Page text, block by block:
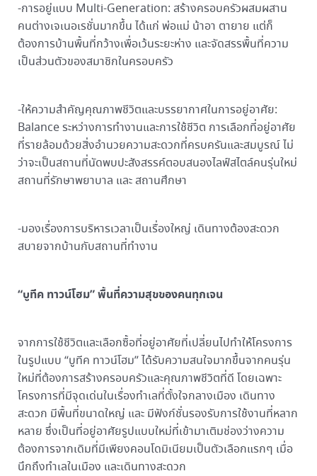
-การอยู่แบบ Multi-Generation: สร้างครอบครัวผสมผสาน
คนต่างเจเนอเรชั่นมากขึ้น ได้แก่ พ่อแม่ น้าอา ตายาย แต่ก็
ต้องการบ้านพื้นที่กว้างเพื่อเว้นระยะห่าง และจัดสรรพื้นที่ความ
เป็นส่วนตัวของสมาชิกในครอบครัว
-ให้ความสำคัญคุณภาพชีวิตและบรรยากาศในการอยู่อาศัย:
Balance ระหว่างการทำงานและการใช้ชีวิต การเลือกที่อยู่อาศัย
ที่รายล้อมด้วยสิ่งอำนวยความสะดวกที่ครบครันและสมบูรณ์ ไม่
ว่าจะเป็นสถานที่นัดพบปะสังสรรค์ตอบสนองไลฟ์สไตล์คนรุ่นใหม่
สถานที่รักษาพยาบาล และ สถานศึกษา
-มองเรื่องการบริหารเวลาเป็นเรื่องใหญ่ เดินทางต้องสะดวก
สบายจากบ้านกับสถานที่ทำงาน
“บูทีค ทาวน์โฮม” พื้นที่ความสุขของคนทุกเจน
จากการใช้ชีวิตและเลือกซื้อที่อยู่อาศัยที่เปลี่ยนไปทำให้โครงการ
ในรูปแบบ “บูทีค ทาวน์โฮม” ได้รับความสนใจมากขึ้นจากคนรุ่น
ใหม่ที่ต้องการสร้างครอบครัวและคุณภาพชีวิตที่ดี โดยเฉพาะ
โครงการที่มีจุดเด่นในเรื่องทำเลที่ตั้งใจกลางเมือง เดินทาง
สะดวก มีพื้นที่ขนาดใหญ่ และ มีฟังก์ชั่นรองรับการใช้งานที่หลาก
หลาย ซึ่งเป็นที่อยู่อาศัยรูปแบบใหม่ที่เข้ามาเติมช่องว่างความ
ต้องการจากเดิมที่มีเพียงคอนโดมิเนียมเป็นตัวเลือกแรกๆ เมื่อ
นึกถึงทำเลในเมือง และเดินทางสะดวก